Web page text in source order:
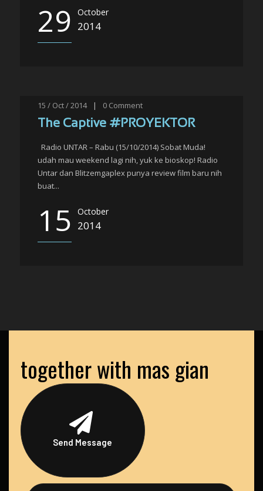
29 October
2014
15 / Oct / 2014 | 0 Comment
The Captive #PROYEKTOR
Radio UNTAR – Rabu (15/10/2014) Sobat Muda!
udah mau weekend lagi nih, yuk ke bioskop! Radio
Untar dan Blitzemgaplex punya review film baru nih
buat...
15 October
2014
together with mas gian
Send Message